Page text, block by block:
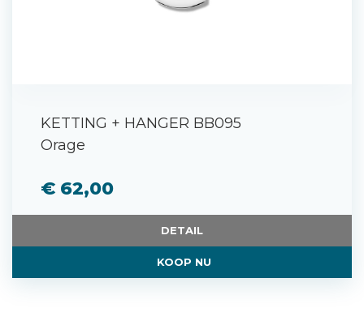
KETTING + HANGER BB095
Orage
€ 62,00
DETAIL
KOOP NU